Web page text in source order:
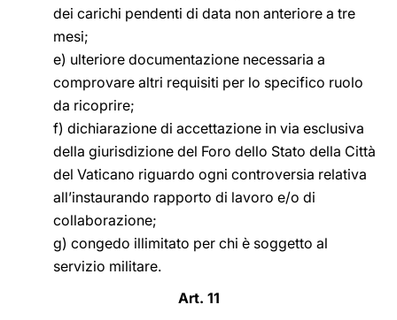
dei carichi pendenti di data non anteriore a tre
mesi;
e) ulteriore documentazione necessaria a
comprovare altri requisiti per lo specifico ruolo
da ricoprire;
f) dichiarazione di accettazione in via esclusiva
della giurisdizione del Foro dello Stato della Città
del Vaticano riguardo ogni controversia relativa
all’instaurando rapporto di lavoro e/o di
collaborazione;
g) congedo illimitato per chi è soggetto al
servizio militare.
Art. 11